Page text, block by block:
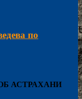
по
АСТРАХАНИ